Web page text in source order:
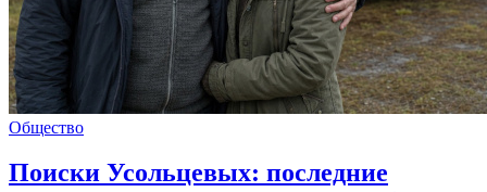
Общество
Поиски Усольцевых: последние